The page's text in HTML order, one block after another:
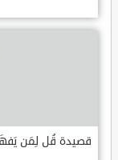
قصيدة قُل لِمَن